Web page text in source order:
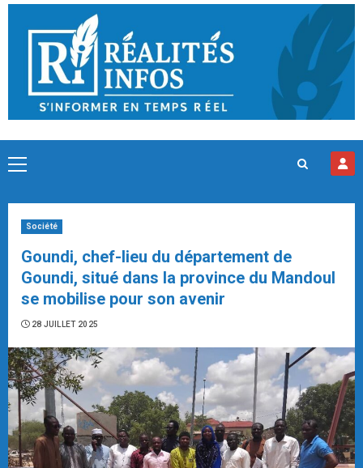
Skip
content
Primary
Société
Goundi, chef-lieu du département de
Goundi, situé dans la province du Mandoul
se mobilise pour son avenir
28 JUILLET 2025